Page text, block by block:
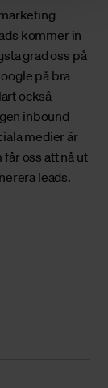
kommer in
grad oss på
på bra
också
inbound
medier är
oss att nå ut
leads.